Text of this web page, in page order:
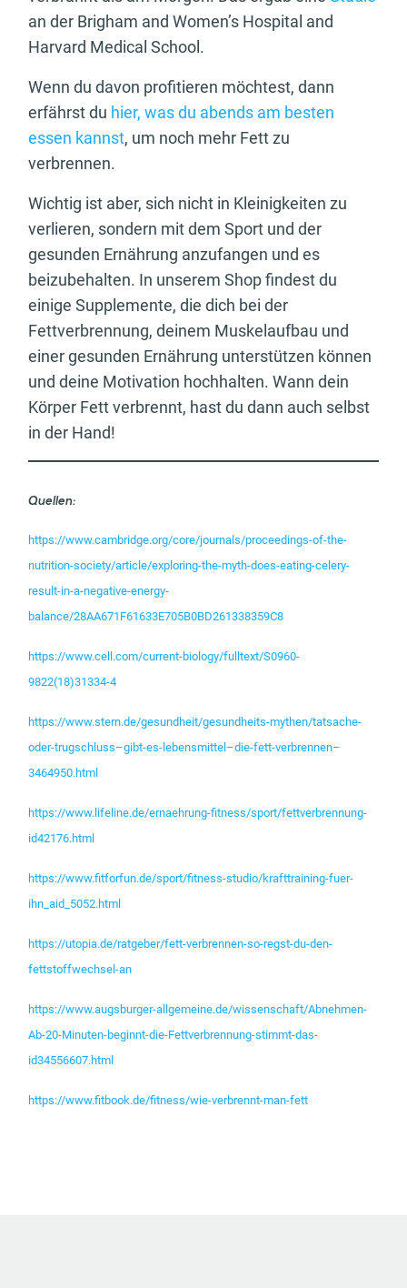
an der Brigham and Women’s Hospital and
Harvard Medical School.
Wenn du davon profitieren möchtest, dann
erfährst du hier, was du abends am besten
essen kannst, um noch mehr Fett zu
verbrennen.
Wichtig ist aber, sich nicht in Kleinigkeiten zu
verlieren, sondern mit dem Sport und der
gesunden Ernährung anzufangen und es
beizubehalten. In unserem Shop findest du
einige Supplemente, die dich bei der
Fettverbrennung, deinem Muskelaufbau und
einer gesunden Ernährung unterstützen können
und deine Motivation hochhalten. Wann dein
Körper Fett verbrennt, hast du dann auch selbst
in der Hand!
Quellen:
https://www.cambridge.org/core/journals/proceedings-of-the-
nutrition-society/article/exploring-the-myth-does-eating-celery-
result-in-a-negative-energy-
balance/28AA671F61633E705B0BD261338359C8
https://www.cell.com/current-biology/fulltext/S0960-
9822(18)31334-4
https://www.stern.de/gesundheit/gesundheits-mythen/tatsache-
oder-trugschluss–gibt-es-lebensmittel–die-fett-verbrennen–
3464950.html
https://www.lifeline.de/ernaehrung-fitness/sport/fettverbrennung-
id42176.html
https://www.fitforfun.de/sport/fitness-studio/krafttraining-fuer-
ihn_aid_5052.html
https://utopia.de/ratgeber/fett-verbrennen-so-regst-du-den-
fettstoffwechsel-an
https://www.augsburger-allgemeine.de/wissenschaft/Abnehmen-
Ab-20-Minuten-beginnt-die-Fettverbrennung-stimmt-das-
id34556607.html
https://www.fitbook.de/fitness/wie-verbrennt-man-fett